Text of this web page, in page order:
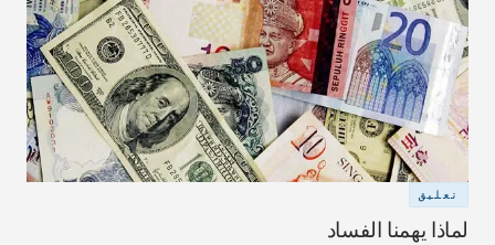
تعليق
لماذا يهمنا الفساد